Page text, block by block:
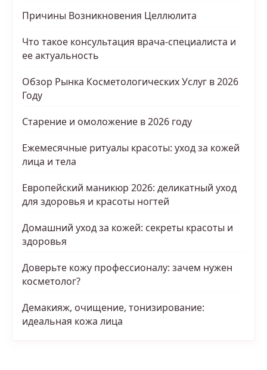
Причины Возникновения Целлюлита
Что такое консультация врача-специалиста и
ее актуальность
Обзор Рынка Косметологических Услуг в 2026
Году
Старение и омоложение в 2026 году
Ежемесячные ритуалы красоты: уход за кожей
лица и тела
Европейский маникюр 2026: деликатный уход
для здоровья и красоты ногтей
Домашний уход за кожей: секреты красоты и
здоровья
Доверьте кожу профессионалу: зачем нужен
косметолог?
Демакияж, очищение, тонизирование:
идеальная кожа лица